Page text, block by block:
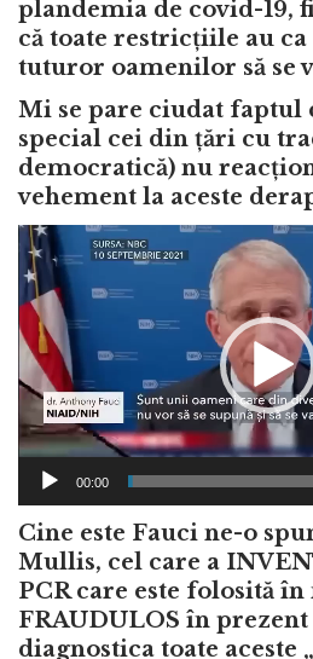
plandemia de covid-19,
că toate restricțiile au
tuturor oamenilor să se
Mi se pare ciudat faptul
special cei din țări cu
democratică) nu
vehement la aceste
Video
Player
00:00
Cine este Fauci ne-o
Mullis, cel care a
PCR care este folosită
FRAUDULOS în
diagnostica toate aceste